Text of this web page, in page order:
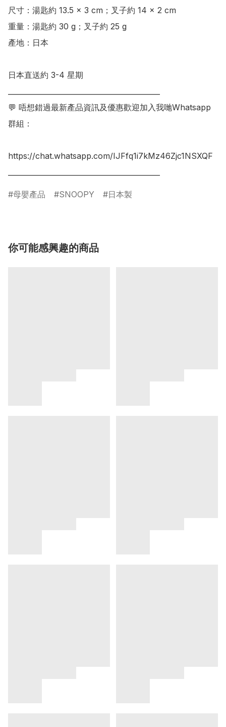
尺寸：湯匙約 13.5 × 3 cm；叉子約 14 × 2 cm
重量：湯匙約 30 g；叉子約 25 g
產地：日本
日本直送約 3-4 星期
💬 唔想錯過最新產品資訊及優惠歡迎加入我哋Whatsapp
群組：
https://chat.whatsapp.com/IJFfq1i7kMz46Zjc1NSXQF
母嬰產品 SNOOPY 日本製
你可能感興趣的商品